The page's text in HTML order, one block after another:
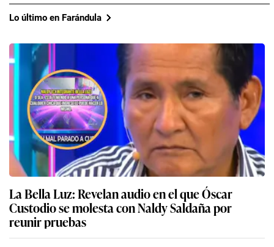
Lo último en Farándula
La Bella Luz: Revelan audio en el que Óscar
Custodio se molesta con Naldy Saldaña por
reunir pruebas